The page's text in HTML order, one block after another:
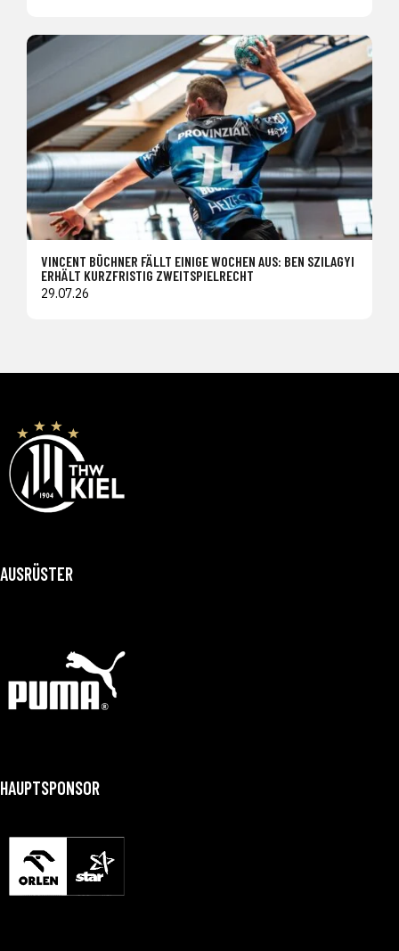
VINCENT BÜCHNER FÄLLT EINIGE WOCHEN AUS: BEN SZILAGYI
ERHÄLT KURZFRISTIG ZWEITSPIELRECHT
29.07.26
AUSRÜSTER
HAUPTSPONSOR